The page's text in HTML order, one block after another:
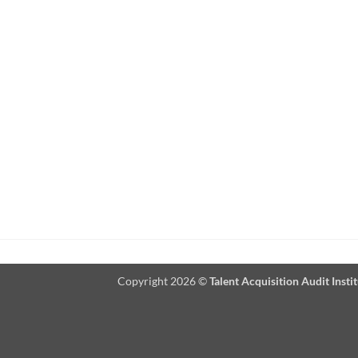
Copyright 2026 ©Talent Acquisition Audit